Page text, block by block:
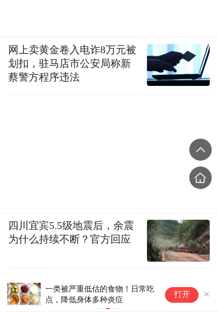
科学减重 不是打一针那么简单 打开
网上卖黄金卷入电诈8万元被
划扣，驻马店市公安局称新
蔡警方程序违法
四川宜宾5.5级地震后，余震
为什么持续不断？官方回应